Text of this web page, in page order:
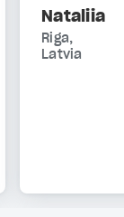
Nataliia
Riga,
Latvia